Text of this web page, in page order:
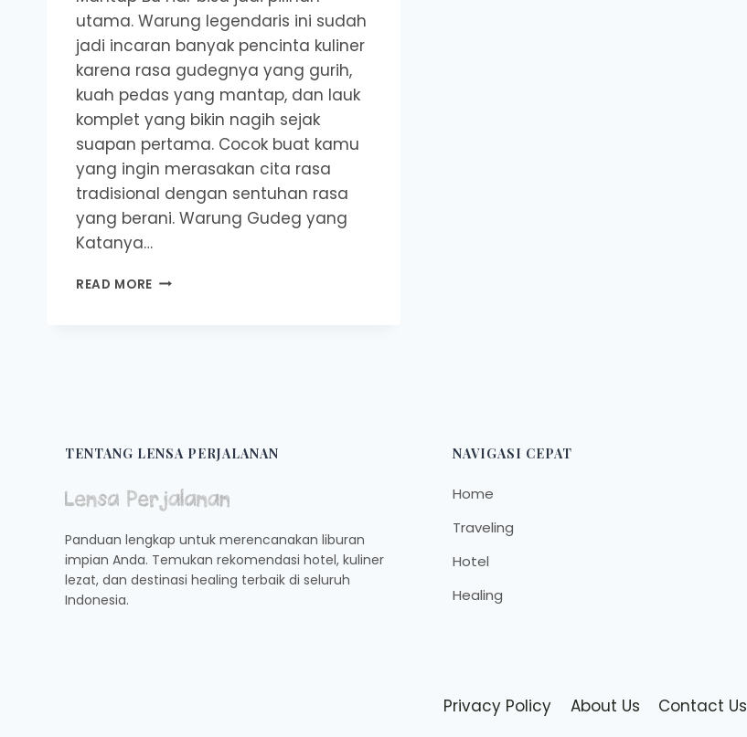
utama. Warung legendaris ini sudah
jadi incaran banyak pencinta kuliner
karena rasa gudegnya yang gurih,
kuah pedas yang mantap, dan lauk
komplet yang bikin nagih sejak
suapan pertama. Cocok buat kamu
yang ingin merasakan cita rasa
tradisional dengan sentuhan rasa
yang berani. Warung Gudeg yang
Katanya…
READ MORE GUDEG
SEMARANG
TENTANG LENSA PERJALANAN
Panduan lengkap untuk merencanakan liburan
impian Anda. Temukan rekomendasi hotel, kuliner
lezat, dan destinasi healing terbaik di seluruh
Indonesia.
NAVIGASI CEPAT
Home
Traveling
Hotel
Healing
Privacy Policy About Us Contact Us